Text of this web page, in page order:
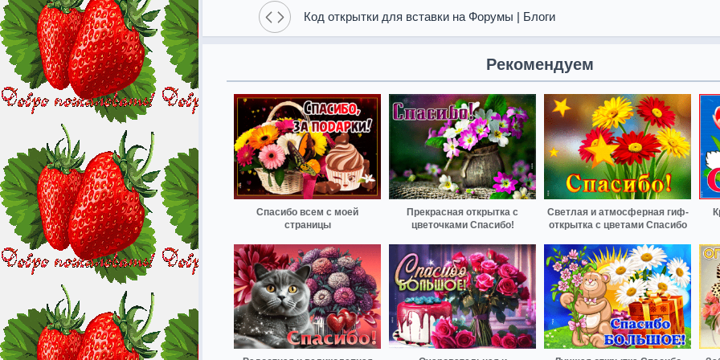
Код открытки для вставки на Форумы | Блоги
Рекомендуем
Спасибо всем с моей
страницы
Прекрасная открытка с
цветочками Спасибо!
Светлая и атмосферная гиф-
открытка с цветами Спасибо